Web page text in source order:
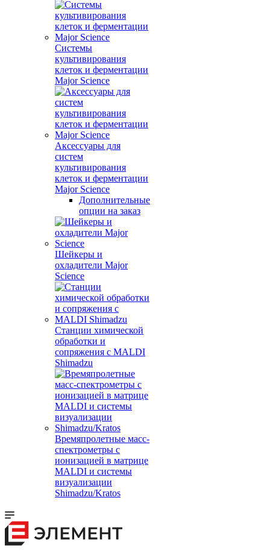
Системы
культивирования
клеток и ферментации
Major Science
Аксессуары для
систем
культивирования
клеток и ферментации
Major Science
Дополнительные
опции на заказ
Шейкеры и
охладители Major
Science
Станции химической
обработки и
сопряжения с MALDI
Shimadzu
Времяпролетные масс-
спектрометры с
ионизацией в матрице
MALDI и системы
визуализации
Shimadzu/Kratos